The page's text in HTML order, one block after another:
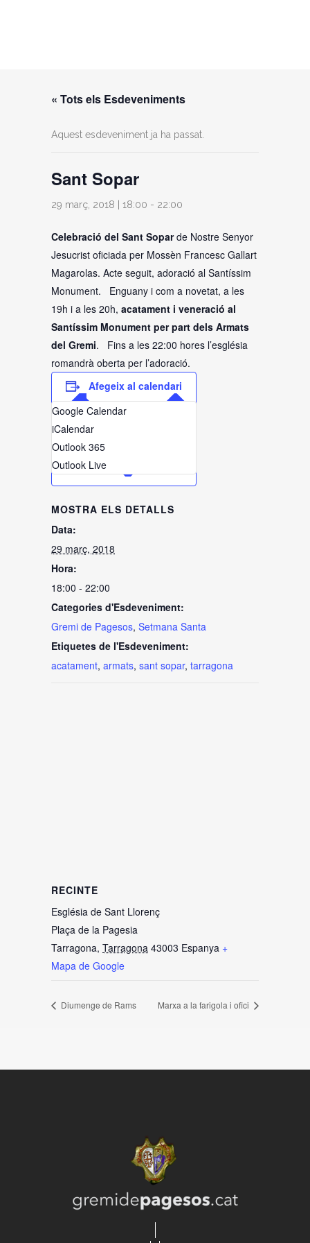
« Tots els Esdeveniments
Aquest esdeveniment ja ha passat.
Sant Sopar
29 març, 2018 | 18:00 - 22:00
Celebració del Sant Soparde Nostre Senyor
Jesucrist oficiada per Mossèn Francesc Gallart
Magarolas. Acte seguit, adoració al Santíssim
Monument. Enguany i com a novetat, a les
19h i a les 20h, acatament i veneració al
Santíssim Monument per part dels Armats
del Gremi. Fins a les 22:00 hores l’església
romandrà oberta per l’adoració.
Afegeix al calendari
Google Calendar
iCalendar
Outlook 365
Outlook Live
MOSTRA ELS DETALLS
Data:
29 març, 2018
Hora:
18:00 - 22:00
Categories d'Esdeveniment:
Gremi de Pagesos, Setmana Santa
Etiquetes de l'Esdeveniment:
acatament, armats, sant sopar, tarragona
RECINTE
Església de Sant Llorenç
Plaça de la Pagesia
Tarragona, Tarragona 43003 Espanya +
Mapa de Google
Diumenge de Rams Marxa a la farigola i ofici